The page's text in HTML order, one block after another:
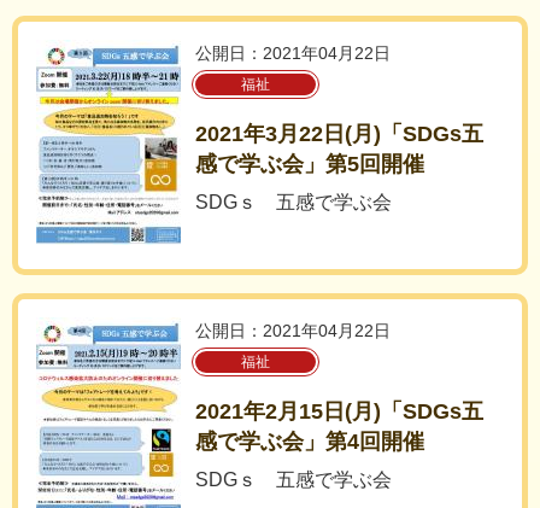
公開日：2021年04月22日
福祉
2021年3月22日(月)「SDGs五
感で学ぶ会」第5回開催
SDGｓ 五感で学ぶ会
公開日：2021年04月22日
福祉
2021年2月15日(月)「SDGs五
感で学ぶ会」第4回開催
SDGｓ 五感で学ぶ会